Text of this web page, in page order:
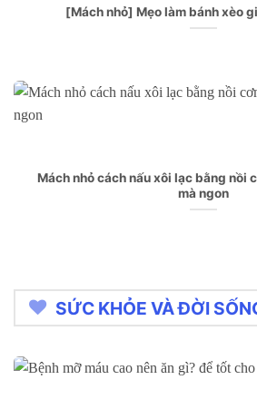
[Mách nhỏ] Mẹo làm bánh xèo
Mách nhỏ cách nấu xôi lạc bằng nồi
mà ngon
SỨC KHỎE VÀ ĐỜI